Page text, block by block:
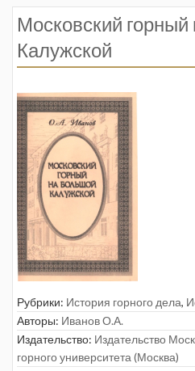
Московский
Калужской
Рубрики: История горного дела,
Авторы: Иванов О.А.
Издательство: Издательство
горного университета (Москва)